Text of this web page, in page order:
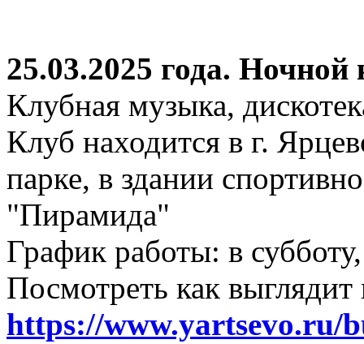
25.03.2025 года.
Клубная музыка,
Клуб находится в г.
парке, в здании
"Пирамида"
График работы: в
Посмотреть как
https://www.yartsevo.ru/